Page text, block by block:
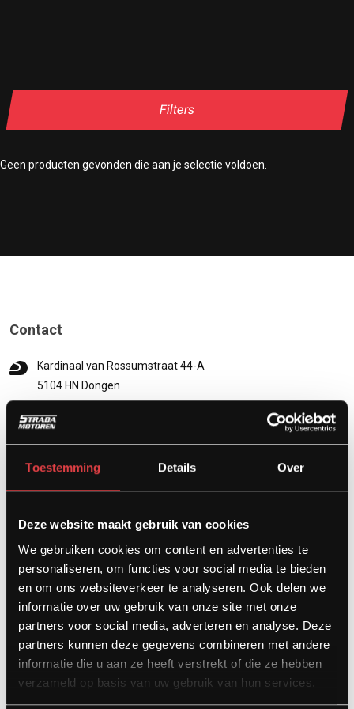
Toestemming Details Over
Deze website maakt gebruik van cookies
We gebruiken cookies om content en advertenties te
personaliseren, om functies voor social media te bieden
en om ons websiteverkeer te analyseren. Ook delen we
informatie over uw gebruik van onze site met onze
partners voor social media, adverteren en analyse. Deze
partners kunnen deze gegevens combineren met andere
informatie die u aan ze heeft verstrekt of die ze hebben
verzameld op basis van uw gebruik van hun services.
Filters
Geen producten gevonden die aan je selectie voldoen.
Contact
Kardinaal van Rossumstraat 44-A
5104 HN Dongen
info@stradamotoren.nl
Whatsapp
Diensten
Afspraak showroom
Afspraak werkplaats